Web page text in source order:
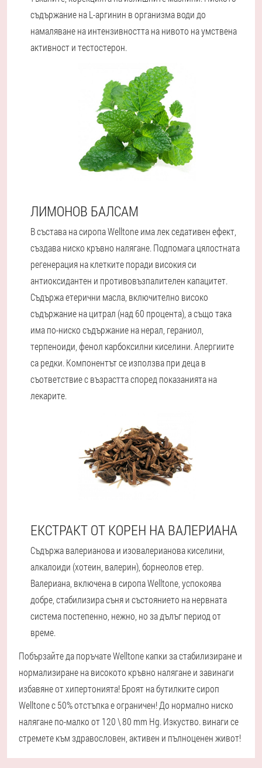
съдържание на L-аргинин в организма води до
намаляване на интензивността на нивото на умствена
активност и тестостерон.
ЛИМОНОВ БАЛСАМ
В състава на сиропа Welltone има лек седативен ефект,
създава ниско кръвно налягане. Подпомага цялостната
регенерация на клетките поради високия си
антиоксидантен и противовъзпалителен капацитет.
Съдържа етерични масла, включително високо
съдържание на цитрал (над 60 процента), а също така
има по-ниско съдържание на нерал, гераниол,
терпеноиди, фенол карбоксилни киселини. Алергиите
са редки. Компонентът се използва при деца в
съответствие с възрастта според показанията на
лекарите.
ЕКСТРАКТ ОТ КОРЕН НА ВАЛЕРИАНА
Съдържа валерианова и изовалерианова киселини,
алкалоиди (хотеин, валерин), борнеолов етер.
Валериана, включена в сиропа Welltone, успокоява
добре, стабилизира съня и състоянието на нервната
система постепенно, нежно, но за дълъг период от
време.
Побързайте да поръчате Welltone капки за стабилизиране и
нормализиране на високото кръвно налягане и завинаги
избавяне от хипертонията! Броят на бутилките сироп
Welltone с 50% отстъпка е ограничен! До нормално ниско
налягане по-малко от 120 \ 80 mm Hg. Изкуство. винаги се
стремете към здравословен, активен и пълноценен живот!